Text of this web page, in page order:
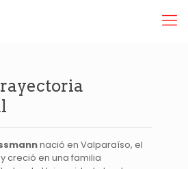
nació en Valparaíso, el
creció en una familia